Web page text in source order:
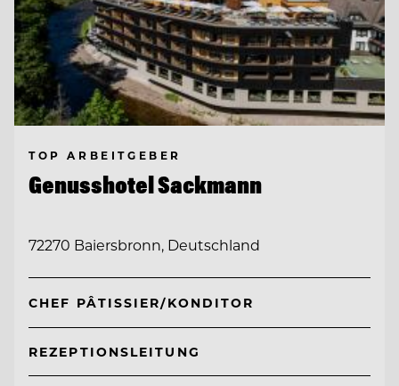
TOP ARBEITGEBER
Genusshotel Sackmann
72270 Baiersbronn, Deutschland
CHEF PÂTISSIER/KONDITOR
REZEPTIONSLEITUNG